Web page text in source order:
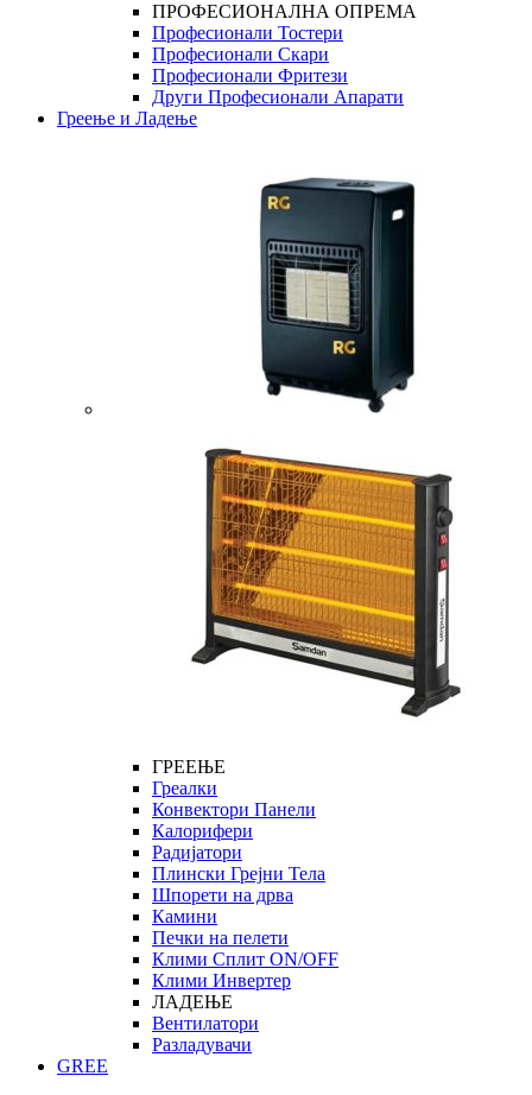
ПРОФЕСИОНАЛНА ОПРЕМА
Професионали Тостери
Професионали Скари
Професионали Фритези
Други Професионали Апарати
Греење и Ладење
ГРЕЕЊЕ
Греалки
Конвектори Панели
Калорифери
Радијатори
Плински Грејни Тела
Шпорети на дрва
Камини
Печки на пелети
Клими Сплит ON/OFF
Клими Инвертер
ЛАДЕЊЕ
Вентилатори
Разладувачи
GREE